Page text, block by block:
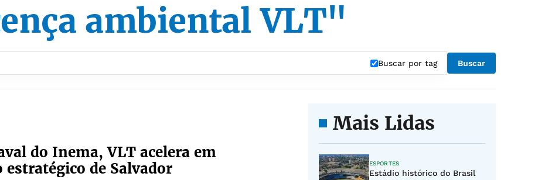
ambiental VLT"
Buscar por tag Buscar
do Inema, VLT acelera em
estratégico de Salvador
Mais Lidas
ESPORTES
Estádio histórico do Brasil